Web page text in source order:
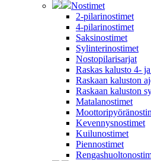
Nostimet
2-pilarinostimet
4-pilarinostimet
Saksinostimet
Sylinterinostimet
Nostopilarisarjat
Raskas kalusto 4-
Raskaan kaluston
Raskaan kaluston
Matalanostimet
Kevennysnostimet
Kuilunostimet
Piennostimet